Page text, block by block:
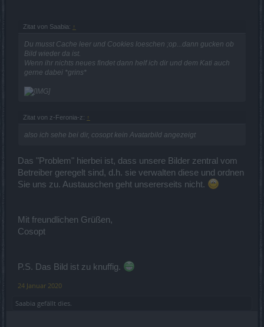
Zitat von Saabia: ↑
Du musst Cache leer und Cookies loeschen ;op...dann gucken ob
Bild wieder da ist.
Wenn ihr nichts neues findet dann helf ich dir und dem Kati auch
gerne dabei *grins*
Zitat von z-Feronia-z: ↑
also ich sehe bei dir, cosopt kein Avatarbild angezeigt
Das "Problem" hierbei ist, dass unsere Bilder zentral vom
Betreiber geregelt sind, d.h. sie verwalten diese und ordnen
Sie uns zu. Austauschen geht unsererseits nicht.
Mit freundlichen Grüßen,
Cosopt
P.S. Das Bild ist zu knuffig.
24 Januar 2020
Saabia gefällt dies.